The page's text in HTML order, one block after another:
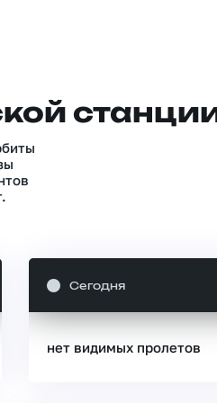
Сегодня
нет видимых пролетов